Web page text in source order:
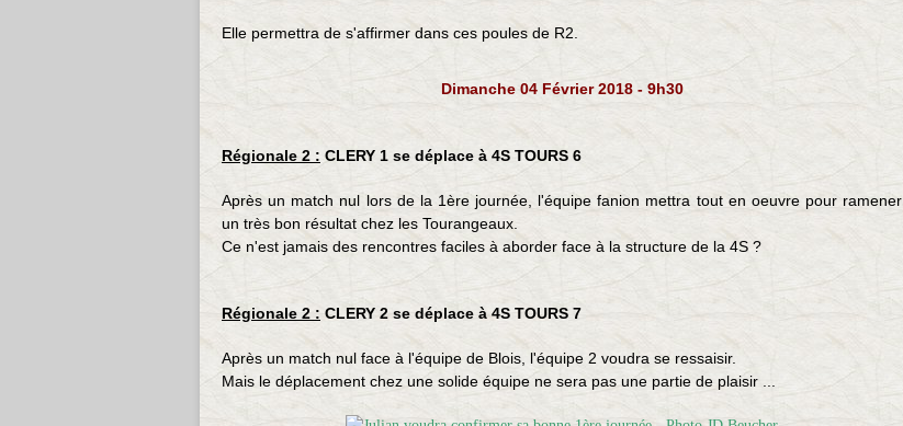
Elle permettra de s'affirmer dans ces poules de R2.
Dimanche 04 Février 2018 - 9h30
Régionale 2 : CLERY 1 se déplace à 4S TOURS 6
Après un match nul lors de la 1ère journée, l'équipe fanion mettra tout en oeuvre pour ramener
un très bon résultat chez les Tourangeaux.
Ce n'est jamais des rencontres faciles à aborder face à la structure de la 4S ?
Régionale 2 : CLERY 2 se déplace à 4S TOURS 7
Après un match nul face à l'équipe de Blois, l'équipe 2 voudra se ressaisir.
Mais le déplacement chez une solide équipe ne sera pas une partie de plaisir ...